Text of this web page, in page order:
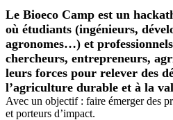
Le Bioeco Camp est un
où étudiants (ingénieurs,
agronomes…) et
chercheurs, entrepreneurs,
leurs forces pour relever des
l’agriculture durable et à la
Avec un objectif : faire émerger des
et porteurs d’impact.